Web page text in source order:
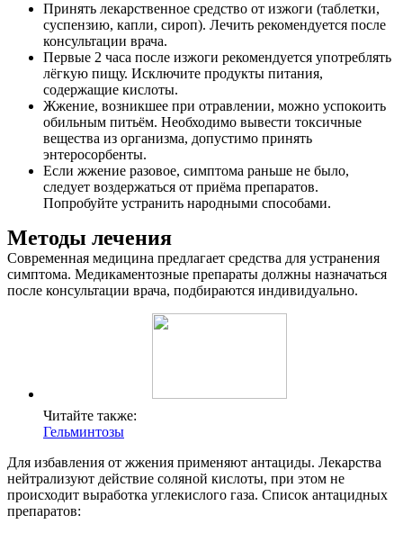
Принять лекарственное средство от изжоги (таблетки,
суспензию, капли, сироп). Лечить рекомендуется после
консультации врача.
Первые 2 часа после изжоги рекомендуется употреблять
лёгкую пищу. Исключите продукты питания,
содержащие кислоты.
Жжение, возникшее при отравлении, можно успокоить
обильным питьём. Необходимо вывести токсичные
вещества из организма, допустимо принять
энтеросорбенты.
Если жжение разовое, симптома раньше не было,
следует воздержаться от приёма препаратов.
Попробуйте устранить народными способами.
Методы лечения
Современная медицина предлагает средства для устранения
симптома. Медикаментозные препараты должны назначаться
после консультации врача, подбираются индивидуально.
Читайте также:
Гельминтозы
Для избавления от жжения применяют антациды. Лекарства
нейтрализуют действие соляной кислоты, при этом не
происходит выработка углекислого газа. Список антацидных
препаратов: